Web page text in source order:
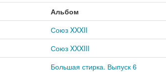
Альбом
Союз XXXII
Союз XXXIII
Большая стирка. Выпуск 6